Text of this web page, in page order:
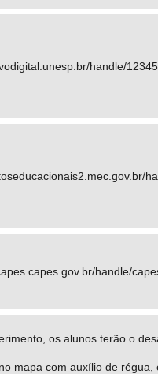
handle/
handle/
os alunos terão o
mapa com auxílio de régua,